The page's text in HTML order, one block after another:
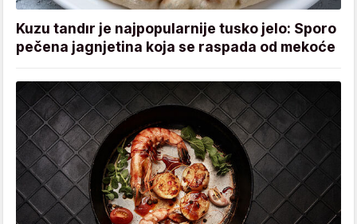
Kuzu tandır je najpopularnije tusko jelo: Sporo
pečena jagnjetina koja se raspada od mekoće